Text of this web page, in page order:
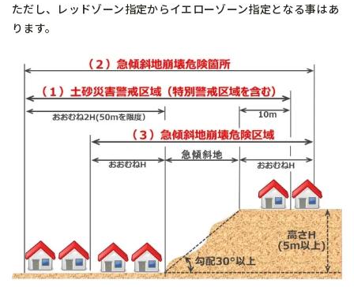
ただし、レッドゾーン指定からイエローゾーン指定となる事はあ
ります。